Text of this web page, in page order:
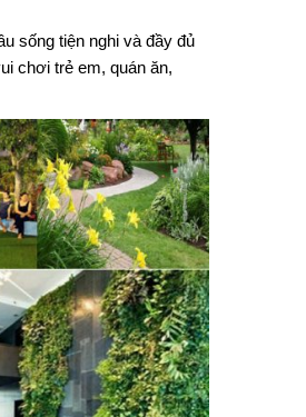
sống tiện nghi và đầy đủ
chơi trẻ em, quán ăn,